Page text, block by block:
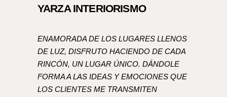
YARZA INTERIORISMO
ENAMORADA DE LOS LUGARES LLENOS
DE LUZ, DISFRUTO HACIENDO DE CADA
RINCÓN, UN LUGAR ÚNICO. DÁNDOLE
FORMA A LAS IDEAS Y EMOCIONES QUE
LOS CLIENTES ME TRANSMITEN